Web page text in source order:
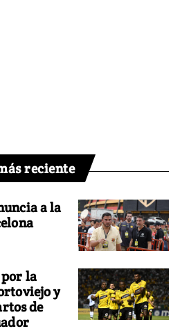
reciente
a la
por la
y
de